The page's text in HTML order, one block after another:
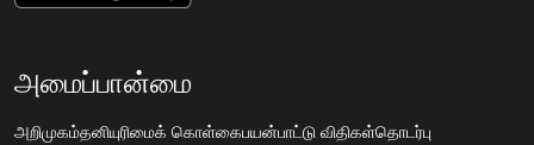
அமைப்பான்மை
அறிமுகம்தனியுரிமைக் கொள்கைபயன்பாட்டு விதிகள்தொடர்பு